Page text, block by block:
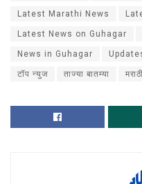
Latest Marathi News
Latest News on Guhagar
News in Guhagar
टॉप न्युज ताज्या बातम्या